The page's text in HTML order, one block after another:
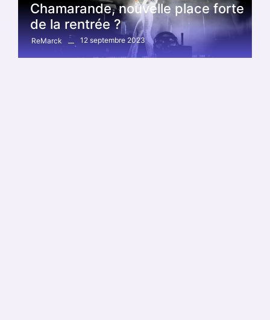
Chamarande, nouvelle place forte
de la rentrée ?
ReMarck 12 septembre 2023